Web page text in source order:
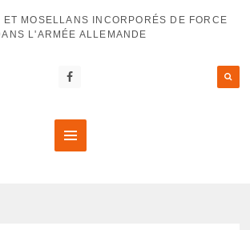
ET MOSELLANS INCORPORÉS DE FORCE
L'ARMÉE ALLEMANDE